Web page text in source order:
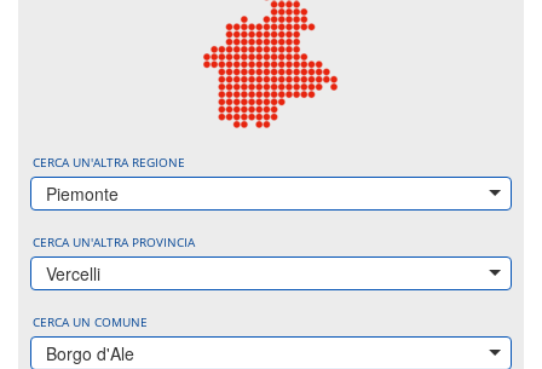
CERCA UN'ALTRA REGIONE
Piemonte
CERCA UN'ALTRA PROVINCIA
Vercelli
CERCA UN COMUNE
Borgo d'Ale